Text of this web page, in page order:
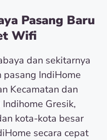
Pasang Baru
Wifi
dan sekitarnya
IndiHome
Kecamatan dan
Gresik,
kota-kota besar
secara cepat